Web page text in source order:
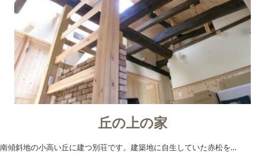
丘の上の家
南傾斜地の小高い丘に建つ別荘です。建築地に自生していた赤松を…